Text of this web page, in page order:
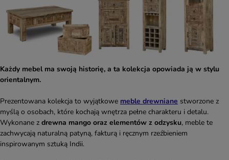
Każdy mebel ma swoją historię, a ta kolekcja opowiada ją w stylu
orientalnym.
Prezentowana kolekcja to wyjątkowe meble drewniane stworzone z
myślą o osobach, które kochają wnętrza pełne charakteru i detalu.
Wykonane z drewna mango oraz elementów z odzysku, meble te
zachwycają naturalną patyną, fakturą i ręcznym rzeźbieniem
inspirowanym sztuką Indii.